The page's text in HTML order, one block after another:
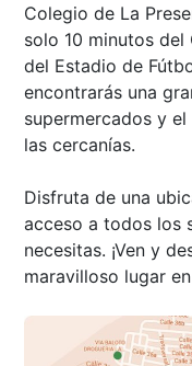
Colegio de La
solo 10 minutos
del Estadio de
encontrarás una
supermercados y el
las cercanías.
Disfruta de una
acceso a todos los
necesitas. ¡Ven y
maravilloso lugar